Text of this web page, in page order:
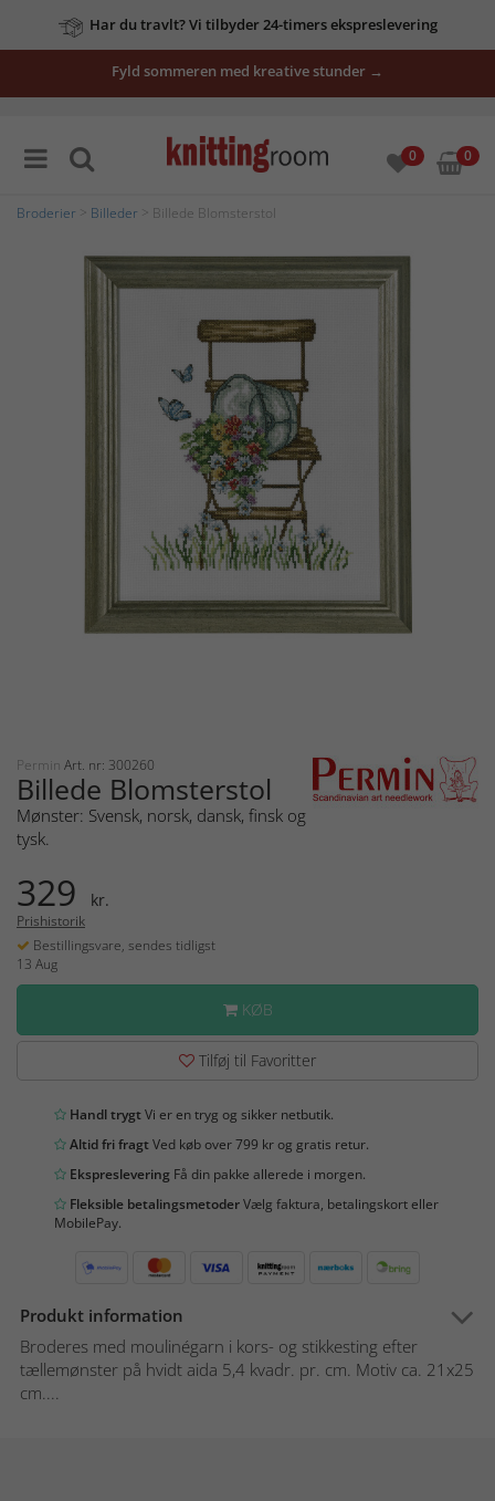
Har du travlt? Vi tilbyder 24-timers ekspreslevering
Fyld sommeren med kreative stunder →
0 0
Broderier Billeder > Billede Blomsterstol
Permin Art. nr: 300260
Billede Blomsterstol
Mønster: Svensk, norsk, dansk, finsk og
tysk.
329 kr.
Prishistorik
Bestillingsvare, sendes tidligst
13 Aug
KØB
Tilføj til Favoritter
Handl trygtVi er en tryg og sikker netbutik.
Altid fri fragtVed køb over 799 kr og gratis retur.
Ekspreslevering Få din pakke allerede i morgen.
Fleksible betalingsmetoderVælg faktura, betalingskort eller
MobilePay.
Produkt information
Broderes med moulinégarn i kors- og stikkesting efter
tællemønster på hvidt aida 5,4 kvadr. pr. cm. Motiv ca. 21x25
cm....